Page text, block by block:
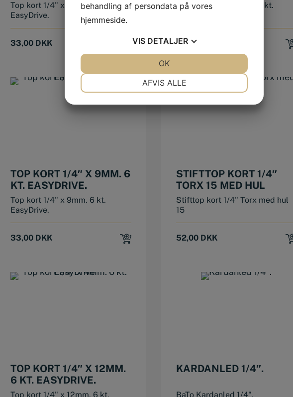
Top kort 1/4" x 8mm. 6 kt.
EasyDrive.
33,00 DKK
Top kort 1/4" x 11mm. 6 kt.
33,00
TOP KORT 1/4″ X 9MM. 6
KT. EASYDRIVE.
Top kort 1/4" x 9mm. 6 kt.
EasyDrive.
33,00 DKK
STIFTTOP KORT 1/4″
TORX 15 MED HUL
Stifttop kort 1/4" Torx med hul
15
52,00 DKK
TOP KORT 1/4″ X 12MM.
6 KT. EASYDRIVE.
Top kort 1/4" x 12mm. 6 kt.
KARDANLED 1/4″.
BaTo Kardanled 1/4".
behandling af persondata på vores
hjemmeside.
VIS DETALJER
AFVIS ALLE
OK